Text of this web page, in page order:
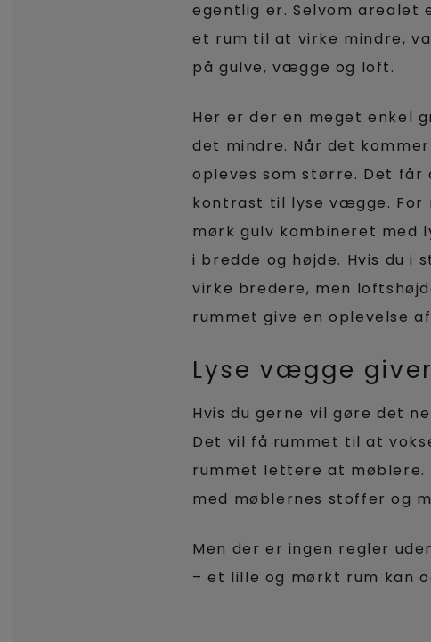
egentlig er. Selvom arealet
et rum til at virke mindre,
på gulve, vægge og loft.
Her er der en meget enkel
det mindre. Når det
opleves som større. Det
kontrast til lyse vægge. For
mørk gulv kombineret med
i bredde og højde. Hvis du
virke bredere, men
rummet give en oplevelse
Lyse vægge
Hvis du gerne vil gøre det
Det vil få rummet til at
rummet lettere at møblere.
med møblernes stoffer og
Men der er ingen regler
– et lille og mørkt rum kan